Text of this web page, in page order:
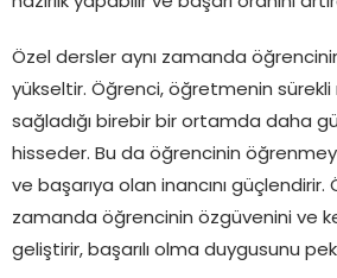
Özel dersler aynı zamanda
yükseltir. Öğrenci, öğretmenin
sağladığı birebir bir ortamda daha
hisseder. Bu da öğrencinin
ve başarıya olan inancını güçlendirir.
zamanda öğrencinin özgüvenini ve
geliştirir, başarılı olma duygusunu